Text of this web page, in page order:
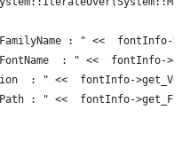
: " <<
: " <<  fontInfo-
: " <<  fontInfo-
: " <<  fontInfo-